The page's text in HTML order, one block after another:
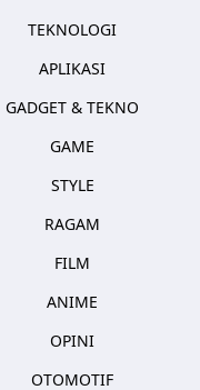
TEKNOLOGI
APLIKASI
GADGET & TEKNO
GAME
STYLE
RAGAM
FILM
ANIME
OPINI
OTOMOTIF